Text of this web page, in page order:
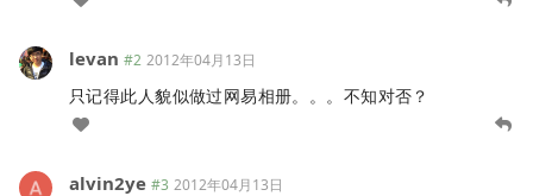
levan #2 2012年04月13日
只记得此人貌似做过网易相册。。。不知对否？
alvin2ye #3 2012年04月13日